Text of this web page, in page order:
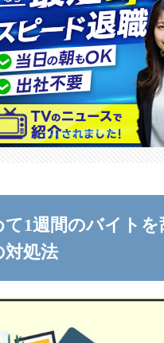
て1週間のバイト
対処法